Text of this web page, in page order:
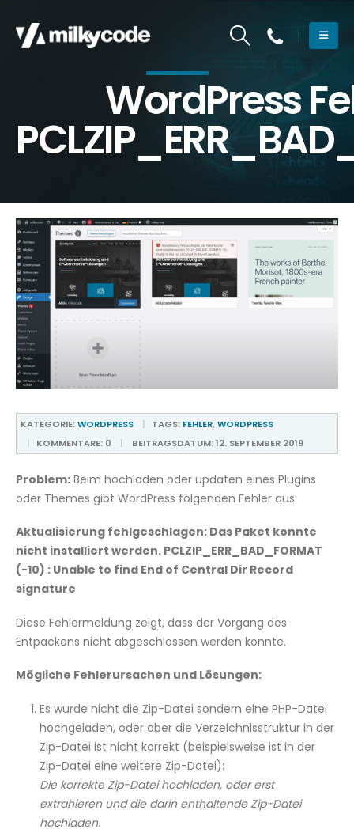
WordPress
KATEGORIE:WORDPRESS TAGS: FEHLER,WORDPRESS
KOMMENTARE: 0 BEITRAGSDATUM:12. SEPTEMBER 2019
Problem: Beim hochladen oder updaten eines Plugins
oder Themes gibt WordPress folgenden Fehler aus:
Aktualisierung fehlgeschlagen: Das Paket konnte
nicht installiert werden. PCLZIP_ERR_BAD_FORMAT
(-10) : Unable to find End of Central Dir Record
signature
Diese Fehlermeldung zeigt, dass der Vorgang des
Entpackens nicht abgeschlossen werden konnte.
Mögliche Fehlerursachen und Lösungen:
Es wurde nicht die Zip-Datei sondern eine PHP-Datei
hochgeladen, oder aber die Verzeichnisstruktur in der
Zip-Datei ist nicht korrekt (beispielsweise ist in der
Zip-Datei eine weitere Zip-Datei):
Die korrekte Zip-Datei hochladen, oder erst
extrahieren und die darin enthaltende Zip-Datei
hochladen.